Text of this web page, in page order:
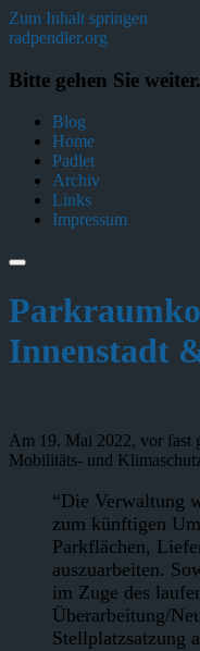
Zum Inhalt springen
radpendler.org
Bitte gehen Sie
Blog
Home
Padlet
Archiv
Links
Impressum
Innenstadt
Am 19. Mai 2022, vor fast
Mobilitäts- und
“Die Verwaltung
zum künftigen
Parkflächen,
auszuarbeiten.
im Zuge des
Überarbeitung/
Stellplatzsatzung